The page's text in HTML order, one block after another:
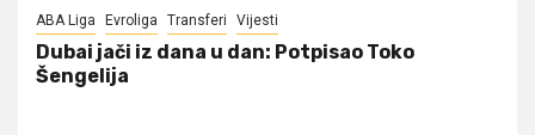
ABA Liga Evroliga Transferi Vijesti
Dubai jači iz dana u dan: Potpisao Toko
Šengelija